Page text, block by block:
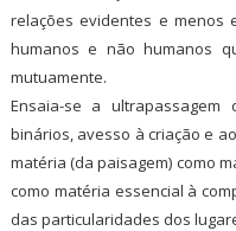
relações evidentes e menos
humanos e não humanos
mutuamente.
Ensaia-se a ultrapassagem
binários, avesso à criação e
matéria (da paisagem) como
como matéria essencial à
das particularidades dos